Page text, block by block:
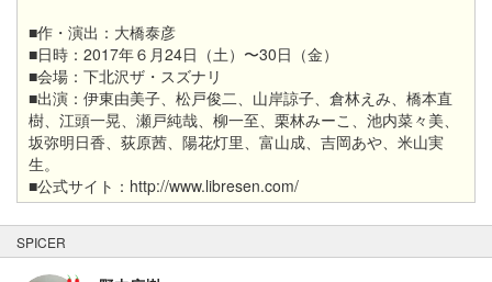
■作・演出：大橋泰彦
■日時：2017年６月24日（土）〜30日（金）
■会場：下北沢ザ・スズナリ
■出演：伊東由美子、松戸俊二、山岸諒子、倉林えみ、橋本直
樹、江頭一晃、瀬戸純哉、柳一至、栗林みーこ、池内菜々美、
坂弥明日香、荻原茜、陽花灯里、富山成、吉岡あや、米山実
生。
■公式サイト：http://www.libresen.com/
SPICER